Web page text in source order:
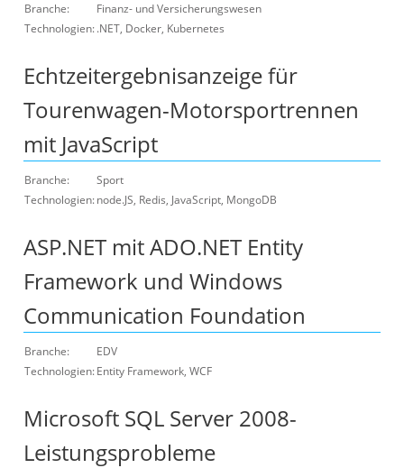
Branche:
Finanz- und Versicherungswesen
Technologien:.NET, Docker, Kubernetes
Echtzeitergebnisanzeige für
Tourenwagen-Motorsportrennen
mit JavaScript
Branche:
Sport
Technologien:node.JS, Redis, JavaScript, MongoDB
ASP.NET mit ADO.NET Entity
Framework und Windows
Communication Foundation
Branche:
EDV
Technologien:Entity Framework, WCF
Microsoft SQL Server 2008-
Leistungsprobleme